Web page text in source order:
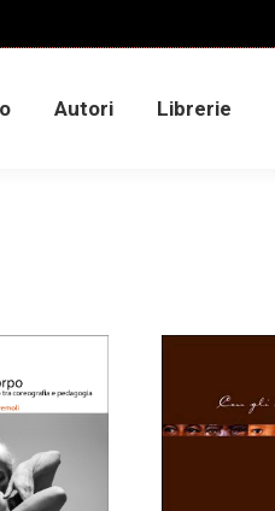
Autori Librerie
Autori Librerie